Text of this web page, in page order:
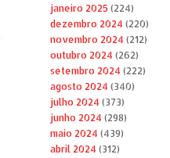
janeiro 2025 (224)
dezembro 2024 (220)
novembro 2024 (212)
outubro 2024 (262)
setembro 2024 (222)
agosto 2024 (340)
julho 2024 (373)
junho 2024 (298)
maio 2024 (439)
abril 2024 (312)